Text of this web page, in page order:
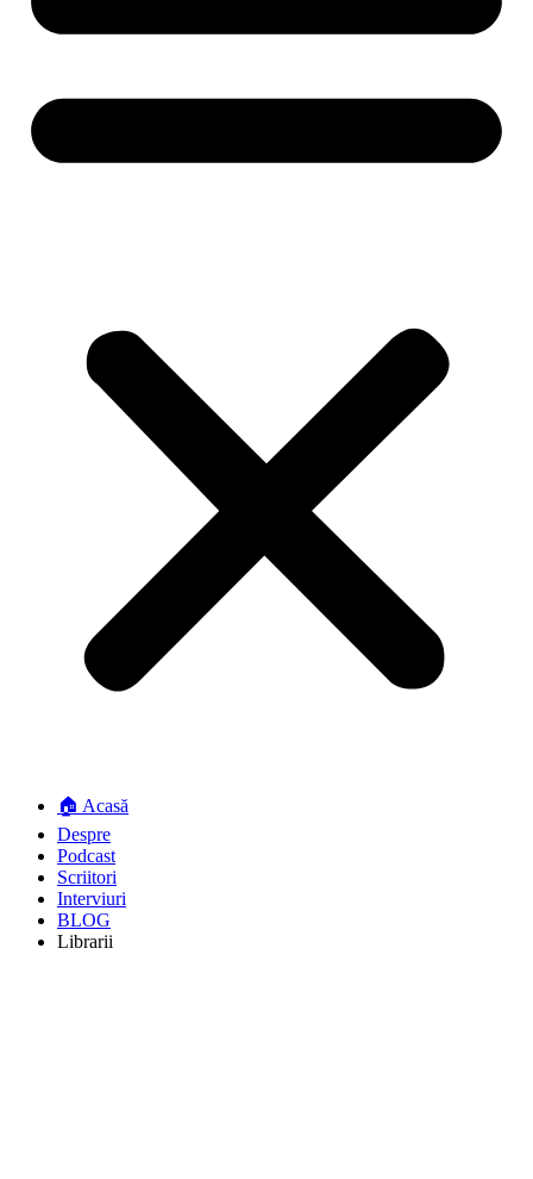
🏠 Acasă
Despre
Podcast
Scriitori
Interviuri
BLOG
Librarii